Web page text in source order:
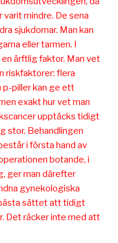
varit mindre. De sena
sjukdomar. Man kan
eller tarmen. I
ärftlig faktor. Man vet
riskfaktorer: flera
p-piller kan ge ett
exakt hur vet man
upptäcks tidigt
stor. Behandlingen
i första hand av
botande, i
ger man därefter
gynekologiska
sättet att tidigt
Det räcker inte med att